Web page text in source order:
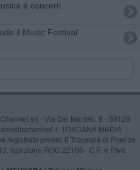
e concerti
il Music Festival
srl - Via Dei Martelli, 8 - 50129
TOSCANA MEDIA
registrato presso il Tribunale di Firenze
Iscrizione ROC 22105 - C.F. e P.Iva